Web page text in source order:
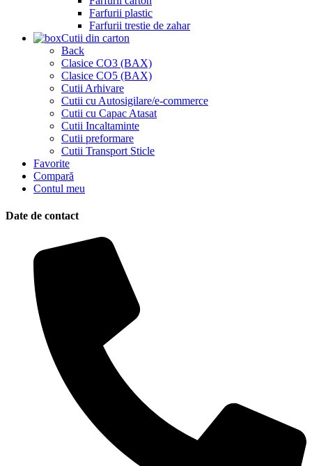
Farfurii plastic
Farfurii trestie de zahar
Cutii din carton
Back
Clasice CO3 (BAX)
Clasice CO5 (BAX)
Cutii Arhivare
Cutii cu Autosigilare/e-commerce
Cutii cu Capac Atasat
Cutii Incaltaminte
Cutii preformare
Cutii Transport Sticle
Favorite
Compară
Contul meu
Date de contact